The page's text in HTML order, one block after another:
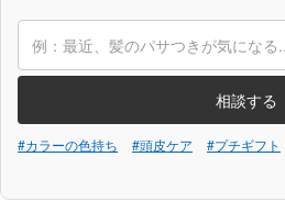
相談する
#カラーの色持ち #頭皮ケア #プチギフト